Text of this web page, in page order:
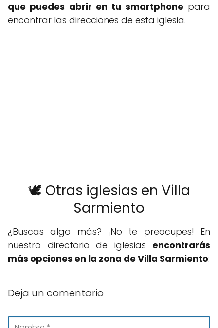
que puedes abrir en tu smartphone para
encontrar las direcciones de esta iglesia.
🕊️ Otras iglesias en Villa
Sarmiento
¿Buscas algo más? ¡No te preocupes! En
nuestro directorio de iglesias encontrarás
más opciones en la zona de Villa Sarmiento:
Deja un comentario